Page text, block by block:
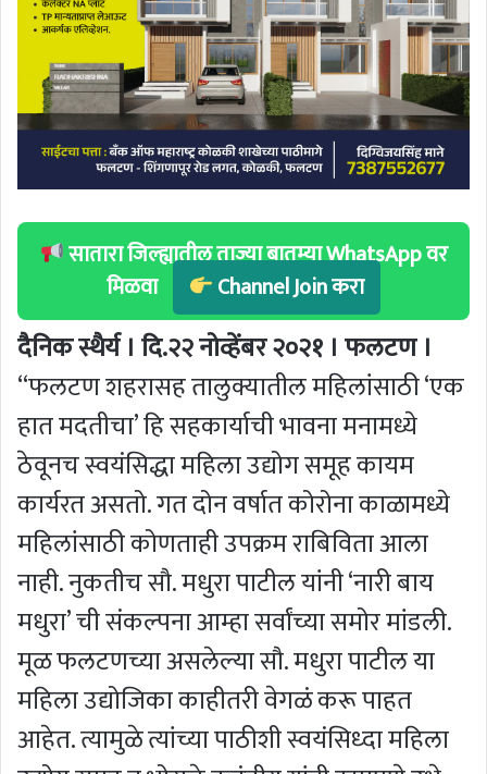
सातारा जिल्ह्यातील ताज्या बातम्या WhatsApp वर
मिळवा
Channel Join करा
दैनिक स्थैर्य । दि.२२ नोव्हेंबर २०२१ । फलटण ।
‘‘फलटण शहरासह तालुक्यातील महिलांसाठी ‘एक
हात मदतीचा’ हि सहकार्याची भावना मनामध्ये
ठेवूनच स्वयंसिद्धा महिला उद्योग समूह कायम
कार्यरत असतो. गत दोन वर्षात कोरोना काळामध्ये
महिलांसाठी कोणताही उपक्रम राबिविता आला
नाही. नुकतीच सौ. मधुरा पाटील यांनी ‘नारी बाय
मधुरा’ ची संकल्पना आम्हा सर्वांच्या समोर मांडली.
मूळ फलटणच्या असलेल्या सौ. मधुरा पाटील या
महिला उद्योजिका काहीतरी वेगळं करू पाहत
आहेत. त्यामुळे त्यांच्या पाठीशी स्वयंसिध्दा महिला